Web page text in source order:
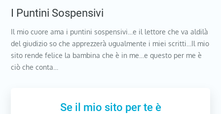
I Puntini Sospensivi
Il mio cuore ama i puntini sospensivi…e il lettore che va aldilà
del giudizio so che apprezzerà ugualmente i miei scritti…Il mio
sito rende felice la bambina che è in me…e questo per me è
ciò che conta…
Se il mio sito per te è